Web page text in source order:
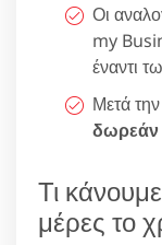
Οι
my
έναντι
Μετά
δωρεάν
Τι
μέρες το